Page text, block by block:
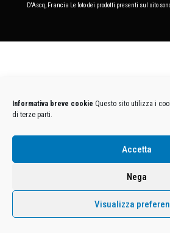
Informativa breve cookie Questo sito utilizza i
di terze parti.
Accetta
Nega
Visualizza
D'Ascq, Francia Le foto dei prodotti presenti sul sito